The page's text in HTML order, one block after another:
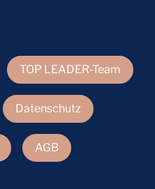
TOP LEADER-Team
Datenschutz
AGB